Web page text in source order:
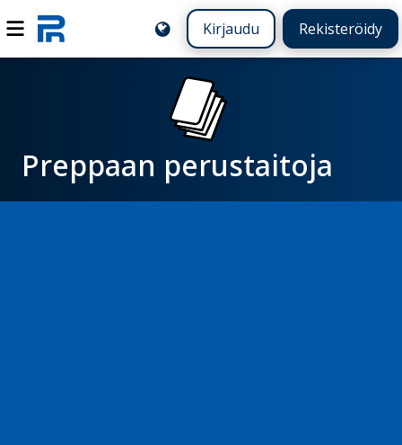
Kirjaudu Rekisteröidy
Preppaan perustaitoja